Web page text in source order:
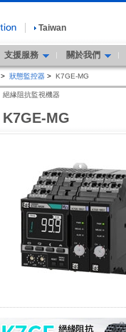
Taiwan
支援服務 關於我們
> 狀態監控器 > K7GE-MG
K7GE-MG
絕緣阻抗監視機器